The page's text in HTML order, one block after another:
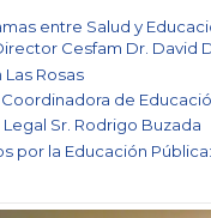
entre Salud y
Cesfam Dr. David
Rosas
Coordinadora de
Sr. Rodrigo Buzada
por la Educación